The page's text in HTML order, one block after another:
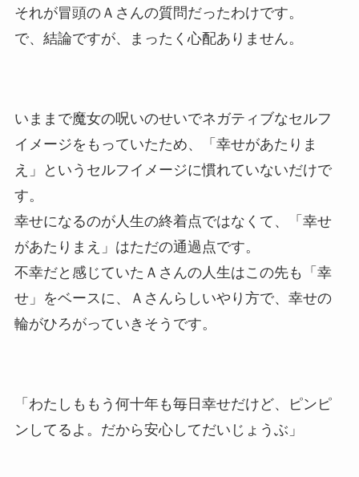
それが冒頭のＡさんの質問だったわけです。
で、結論ですが、まったく心配ありません。
いままで魔女の呪いのせいでネガティブなセルフ
イメージをもっていたため、「幸せがあたりま
え」というセルフイメージに慣れていないだけで
す。
幸せになるのが人生の終着点ではなくて、「幸せ
があたりまえ」はただの通過点です。
不幸だと感じていたＡさんの人生はこの先も「幸
せ」をベースに、Ａさんらしいやり方で、幸せの
輪がひろがっていきそうです。
「わたしももう何十年も毎日幸せだけど、ピンピ
ンしてるよ。だから安心してだいじょうぶ」